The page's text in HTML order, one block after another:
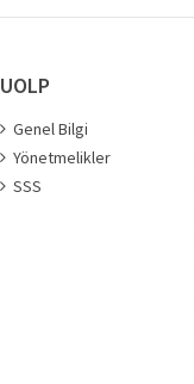
UOLP
Genel Bilgi
Yönetmelikler
SSS